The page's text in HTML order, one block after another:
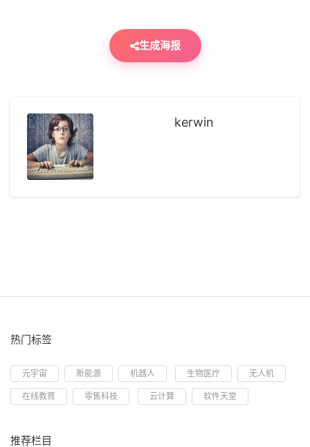
生成海报
kerwin
热门标签
元宇宙 新能源 机器人 生物医疗 无人机
在线教育 零售科技 云计算 软件天堂
推荐栏目